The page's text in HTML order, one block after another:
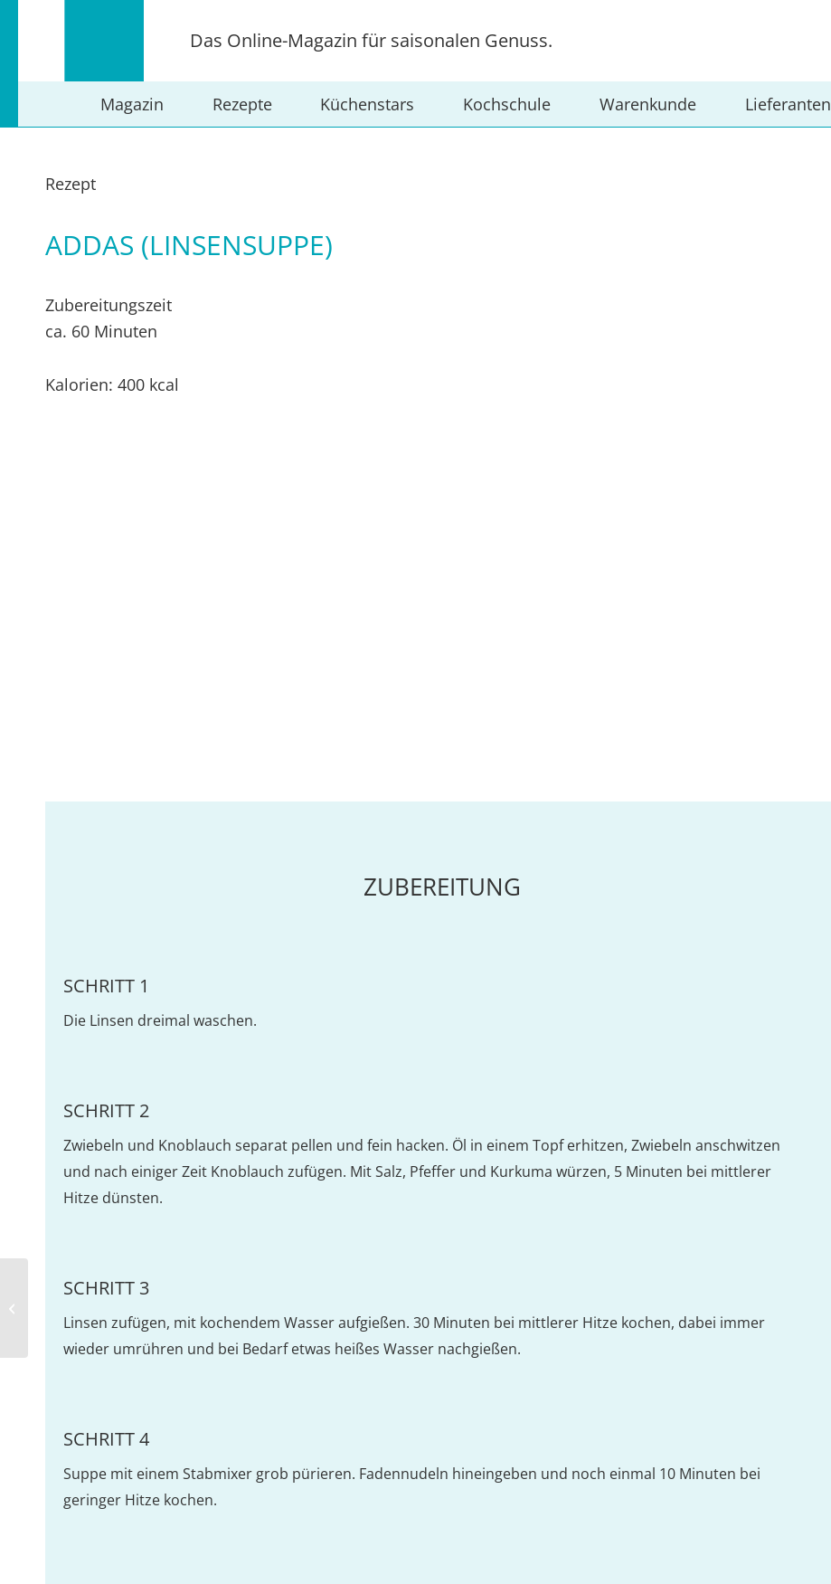
Das Online-Magazin für saisonalen Genuss.
Magazin Rezepte Küchenstars Kochschule Warenkunde Lieferanten
Rezept
ADDAS (LINSENSUPPE)
Zubereitungszeit
ca. 60 Minuten
Kalorien: 400 kcal
ZUBEREITUNG
SCHRITT 1
Die Linsen dreimal waschen.
SCHRITT 2
Zwiebeln und Knoblauch separat pellen und fein hacken. Öl in einem Topf erhitzen, Zwiebeln anschwitzen
und nach einiger Zeit Knoblauch zufügen. Mit Salz, Pfeffer und Kurkuma würzen, 5 Minuten bei mittlerer
Hitze dünsten.
SCHRITT 3
Linsen zufügen, mit kochendem Wasser aufgießen. 30 Minuten bei mittlerer Hitze kochen, dabei immer
wieder umrühren und bei Bedarf etwas heißes Wasser nachgießen.
SCHRITT 4
Suppe mit einem Stabmixer grob pürieren. Fadennudeln hineingeben und noch einmal 10 Minuten bei
geringer Hitze kochen.
Zitronenpfeffernudeln mit
Hähnchengeschnetzeltem